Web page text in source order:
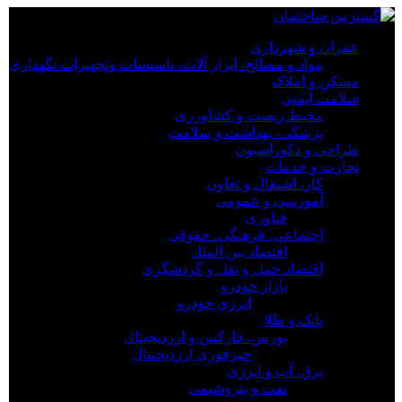
عمران و شهرداری
مواد و مصالح، ابزار آلات، تاسیسات وتجهیزات نگهداری
مسکن و املاک
سلامت ایمنی
محیط زیست و کشاورزی
پزشکی، بهداشت و سلامت
طراحی و دکوراسیون
تجارت و خدمات
کار، اشتغال و تعاون
آموزشی و عمومی
فناوری
اجتماعی، فرهنگی، حقوقی
اقتصاد بین الملل
اقتصاد حمل و نقل و گردشگری
بازار خودرو
انرژی خودرو
بانک و طلا
بورس، فارکس و ارزدیجیتال
خبرفوری ارزدیجیتال
برق، آب و انرژی
نفت و پتروشیمی
×
عمران و شهرداری
مواد و مصالح، ابزار آلات، تاسیسات وتجهیزات نگهداری
مسکن و املاک
سلامت ایمنی
محیط زیست و کشاورزی
پزشکی، بهداشت و سلامت
طراحی و دکوراسیون
تجارت و خدمات
کار، اشتغال و تعاون
آموزشی و عمومی
فناوری
اجتماعی، فرهنگی، حقوقی
اقتصاد بین الملل
اقتصاد حمل و نقل و گردشگری
بازار خودرو
بانک و طلا
بورس، فارکس و ارزدیجیتال
خبرفوری ارزدیجیتال
برق، آب و انرژی